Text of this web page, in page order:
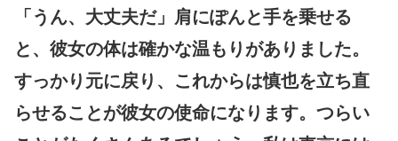
「うん、大丈夫だ」肩にぽんと手を乗せる
と、彼女の体は確かな温もりがありました。
すっかり元に戻り、これからは慎也を立ち直
らせることが彼女の使命になります。つらい